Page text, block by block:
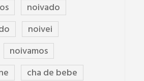
noivado
noivei
noivamos
cha de bebe